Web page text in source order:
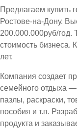
Предлагаем купить
Ростове-на-Дону.
200.000.000руб/
стоимость бизнеса.
лет.
Компания создает
семейного отдыха —
пазлы, раскраски,
пособия и т.п.
продукта и